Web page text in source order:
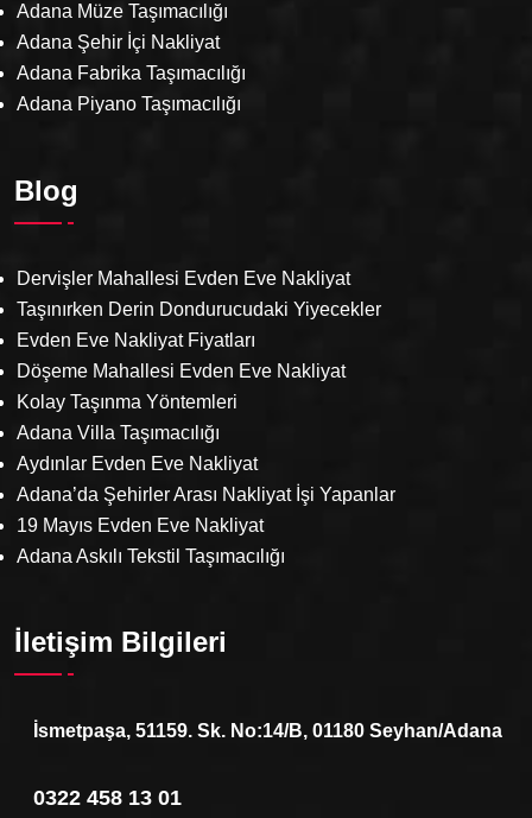
Adana Müze Taşımacılığı
Adana Şehir İçi Nakliyat
Adana Fabrika Taşımacılığı
Adana Piyano Taşımacılığı
Blog
Dervişler Mahallesi Evden Eve Nakliyat
Taşınırken Derin Dondurucudaki Yiyecekler
Evden Eve Nakliyat Fiyatları
Döşeme Mahallesi Evden Eve Nakliyat
Kolay Taşınma Yöntemleri
Adana Villa Taşımacılığı
Aydınlar Evden Eve Nakliyat
Adana’da Şehirler Arası Nakliyat İşi Yapanlar
19 Mayıs Evden Eve Nakliyat
Adana Askılı Tekstil Taşımacılığı
İletişim Bilgileri
İsmetpaşa, 51159. Sk. No:14/B, 01180 Seyhan/Adana
0322 458 13 01